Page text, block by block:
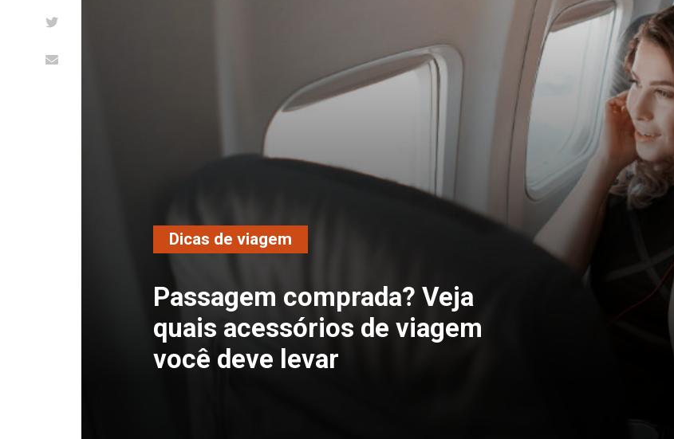
Dicas de viagem
Passagem comprada? Veja
quais acessórios de viagem
você deve levar